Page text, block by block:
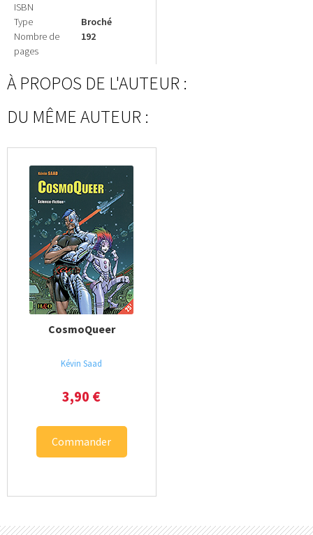
ISBN
Type
Nombre de
pages
Broché
192
À PROPOS DE L'AUTEUR :
DU MÊME AUTEUR :
CosmoQueer
Kévin Saad
3,90 €
Commander